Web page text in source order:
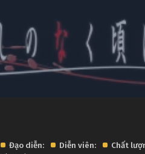
Đạo diễn: Diễn viên: Chất